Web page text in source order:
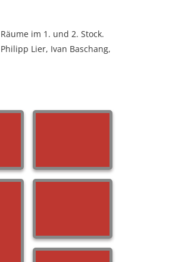
im 1. und 2. Stock.
Lier, Ivan Baschang,